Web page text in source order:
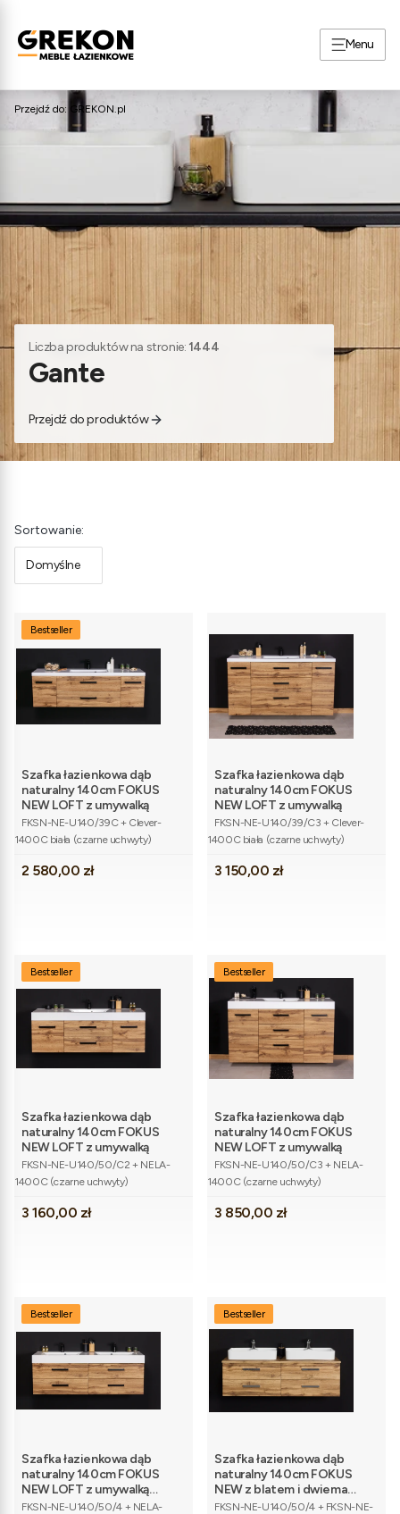
Menu
Przejdź do: GREKON.pl
Liczba produktów na stronie: 1444
Gante
Przejdź do produktów
Lista produktów
Sortowanie:
Domyślne
Bestseller
Szafka łazienkowa dąb
naturalny 140cm FOKUS
NEW LOFT z umywalką
Kod produktu
FKSN-NE-U140/39C + Clever-
1400C biała (czarne uchwyty)
Cena
2 580,00 zł
Szafka łazienkowa dąb
naturalny 140cm FOKUS
NEW LOFT z umywalką
Kod produktu
FKSN-NE-U140/39/C3 + Clever-
1400C biała (czarne uchwyty)
Cena
3 150,00 zł
Bestseller
Szafka łazienkowa dąb
naturalny 140cm FOKUS
NEW LOFT z umywalką
Kod produktu
FKSN-NE-U140/50/C2 + NELA-
1400C (czarne uchwyty)
Cena
3 160,00 zł
Bestseller
Szafka łazienkowa dąb
naturalny 140cm FOKUS
NEW LOFT z umywalką
Kod produktu
FKSN-NE-U140/50/C3 + NELA-
1400C (czarne uchwyty)
Cena
3 850,00 zł
Bestseller
Szafka łazienkowa dąb
naturalny 140cm FOKUS
NEW LOFT z umywalką
podwójną
Kod produktu
FKSN-NE-U140/50/4 + NELA-
Bestseller
Szafka łazienkowa dąb
naturalny 140cm FOKUS
NEW z blatem i dwiema
umywalkami
Kod produktu
FKSN-NE-U140/50/4 + FKSN-NE-